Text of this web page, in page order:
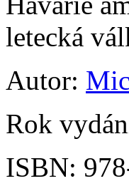
letecká
Autor:
Rok
ISBN: